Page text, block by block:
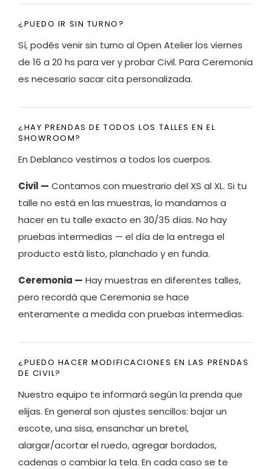
¿PUEDO IR SIN TURNO?
Sí, podés venir sin turno al Open Atelier los viernes
de 16 a 20 hs para ver y probar Civil. Para Ceremonia
es necesario sacar cita personalizada.
¿HAY PRENDAS DE TODOS LOS TALLES EN EL
SHOWROOM?
En Deblanco vestimos a todos los cuerpos.
Civil — Contamos con muestrario del XS al XL. Si tu
talle no está en las muestras, lo mandamos a
hacer en tu talle exacto en 30/35 días. No hay
pruebas intermedias — el día de la entrega el
producto está listo, planchado y en funda.
Ceremonia — Hay muestras en diferentes talles,
pero recordá que Ceremonia se hace
enteramente a medida con pruebas intermedias.
¿PUEDO HACER MODIFICACIONES EN LAS PRENDAS
DE CIVIL?
Nuestro equipo te informará según la prenda que
elijas. En general son ajustes sencillos: bajar un
escote, una sisa, ensanchar un bretel,
alargar/acortar el ruedo, agregar bordados,
cadenas o cambiar la tela. En cada caso se te